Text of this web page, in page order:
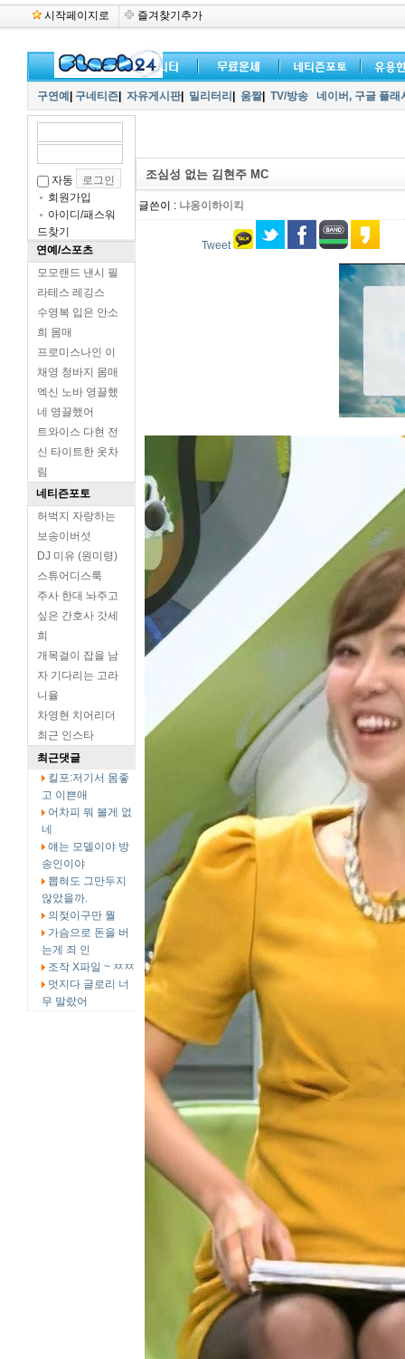
시작페이지로 즐겨찾기추가
구연예 구네티즌 자유게시판| 밀리터리 움짤| TV/방송 네이버, 구글 플
자동
회원가입
아이디/패스워
드찾기
연예/스포츠
모모랜드 낸시 필
라테스 레깅스
수영복 입은 안소
희 몸매
프로미스나인 이
채영 청바지 몸매
엑신 노바 영끌했
네 영끌했어
트와이스 다현 전
신 타이트한 옷차
림
네티즌포토
허벅지 자랑하는
보송이버섯
DJ 미유 (원미령)
스튜어디스룩
주사 한대 놔주고
싶은 간호사 갓세
희
개목걸이 잡을 남
자 기다리는 고라
니율
차영현 치어리더
최근 인스타
최근댓글
킬포:저기서 몸좋
고 이쁜애
어차피 뭐 볼게 없
네
얘는 모델이야 방
송인이야
뽑혀도 그만두지
않았을까.
의젖이구만 뭘
가슴으로 돈을 버
는게 죄 인
조작 X파일 ~ ㅉㅉ
멋지다 글로리 너
무 말랐어
조심성 없는 김현주 MC
글쓴이 : 냐옹이하이킥
Tweet